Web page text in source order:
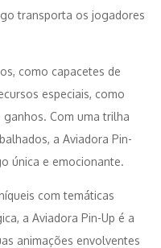
transporta os jogadores
como capacetes de
especiais, como
Com uma trilha
a Aviadora Pin-
única e emocionante.
com temáticas
a Aviadora Pin-Up é a
animações envolventes